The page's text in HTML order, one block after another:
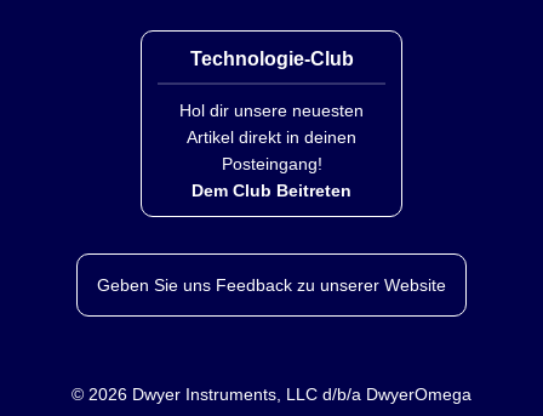
Technologie-Club
Hol dir unsere neuesten
Artikel direkt in deinen
Posteingang!
Dem Club Beitreten
Geben Sie uns Feedback zu unserer Website
© 2026 Dwyer Instruments, LLC d/b/a DwyerOmega